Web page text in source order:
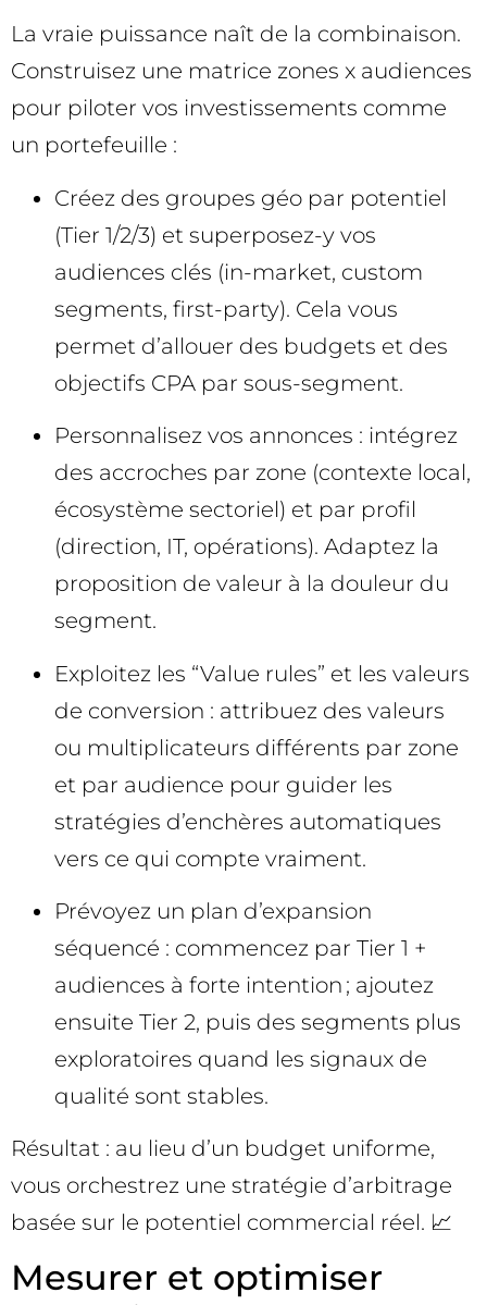
La vraie puissance naît de la combinaison.
Construisez une matrice zones x audiences
pour piloter vos investissements comme
un portefeuille :
Créez des groupes géo par potentiel
(Tier 1/2/3) et superposez-y vos
audiences clés (in-market, custom
segments, first-party). Cela vous
permet d’allouer des budgets et des
objectifs CPA par sous-segment.
Personnalisez vos annonces : intégrez
des accroches par zone (contexte local,
écosystème sectoriel) et par profil
(direction, IT, opérations). Adaptez la
proposition de valeur à la douleur du
segment.
Exploitez les “Value rules” et les valeurs
de conversion : attribuez des valeurs
ou multiplicateurs différents par zone
et par audience pour guider les
stratégies d’enchères automatiques
vers ce qui compte vraiment.
Prévoyez un plan d’expansion
séquencé : commencez par Tier 1 +
audiences à forte intention ; ajoutez
ensuite Tier 2, puis des segments plus
exploratoires quand les signaux de
qualité sont stables.
Résultat : au lieu d’un budget uniforme,
vous orchestrez une stratégie d’arbitrage
basée sur le potentiel commercial réel. 📈
Mesurer et optimiser